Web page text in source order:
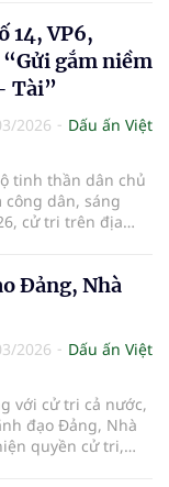
14, VP6,
gắm niềm
Tài”
2026
Dấu ấn Việt
tinh thần dân chủ
dân, sáng
cử tri trên địa
cử ở cả 3 cấp. Từ
đại biểu ưu tú
lực Nh
Đảng, Nhà
2026
Dấu ấn Việt
với cử tri cả nước,
đạo Đảng, Nhà
quyền cử tri,